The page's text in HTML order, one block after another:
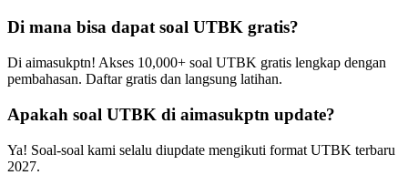
Di mana bisa dapat soal UTBK gratis?
Di aimasukptn! Akses 10,000+ soal UTBK gratis lengkap dengan
pembahasan. Daftar gratis dan langsung latihan.
Apakah soal UTBK di aimasukptn update?
Ya! Soal-soal kami selalu diupdate mengikuti format UTBK terbaru
2027.